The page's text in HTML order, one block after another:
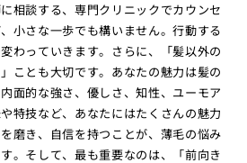
相談する、専門クリニックでカウンセ
小さな一歩でも構いません。行動する
わっていきます。さらに、「髪以外の
ことも大切です。あなたの魅力は髪の
面的な強さ、優しさ、知性、ユーモア
特技など、あなたにはたくさんの魅力
磨き、自信を持つことが、薄毛の悩み
。そして、最も重要なのは、「前向き